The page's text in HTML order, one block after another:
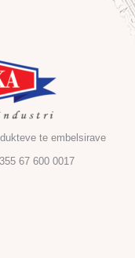
te embelsirave
67 600 0017